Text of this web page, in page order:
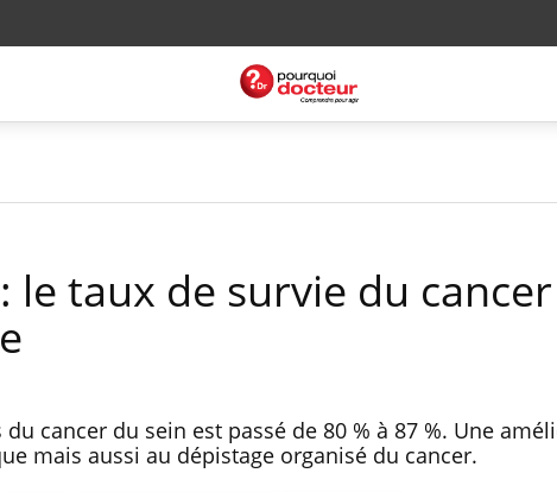
le taux de survie du
cancer du sein est passé de 80 % à 87 %. Une
mais aussi au dépistage organisé du cancer.